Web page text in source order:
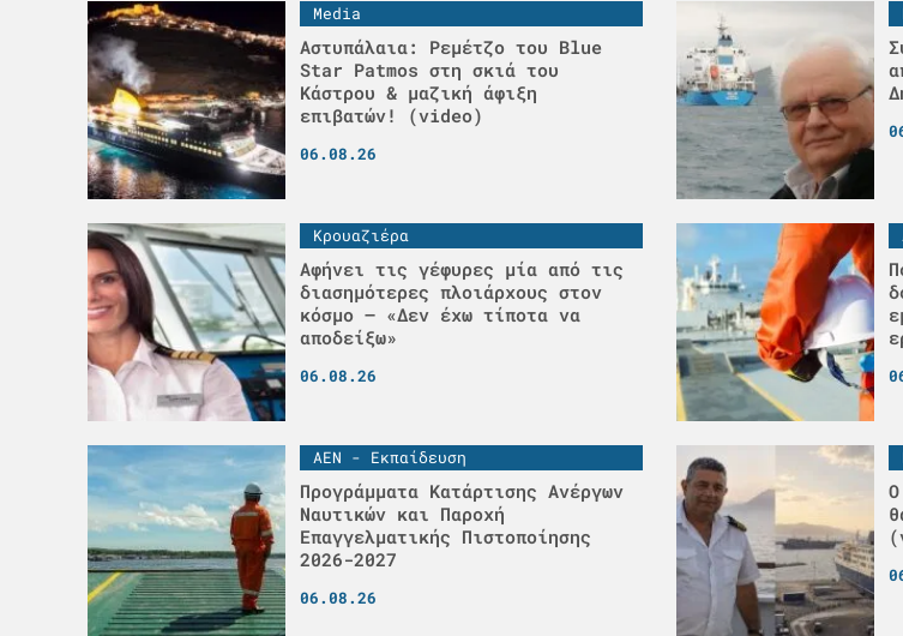
Media
Αστυπάλαια: Ρεμέτζο του Blue
Star Patmos στη σκιά του
Κάστρου & μαζική άφιξη
επιβατών! (video)
06.08.26
Κρουαζιέρα
Αφήνει τις γέφυρες μία από τις
διασημότερες πλοιάρχους στον
κόσμο – «Δεν έχω τίποτα να
αποδείξω»
06.08.26
ΑΕΝ - Εκπαίδευση
Προγράμματα Κατάρτισης Ανέργων
Ναυτικών και Παροχή
Επαγγελματικής Πιστοποίησης
2026-2027
06.08.26